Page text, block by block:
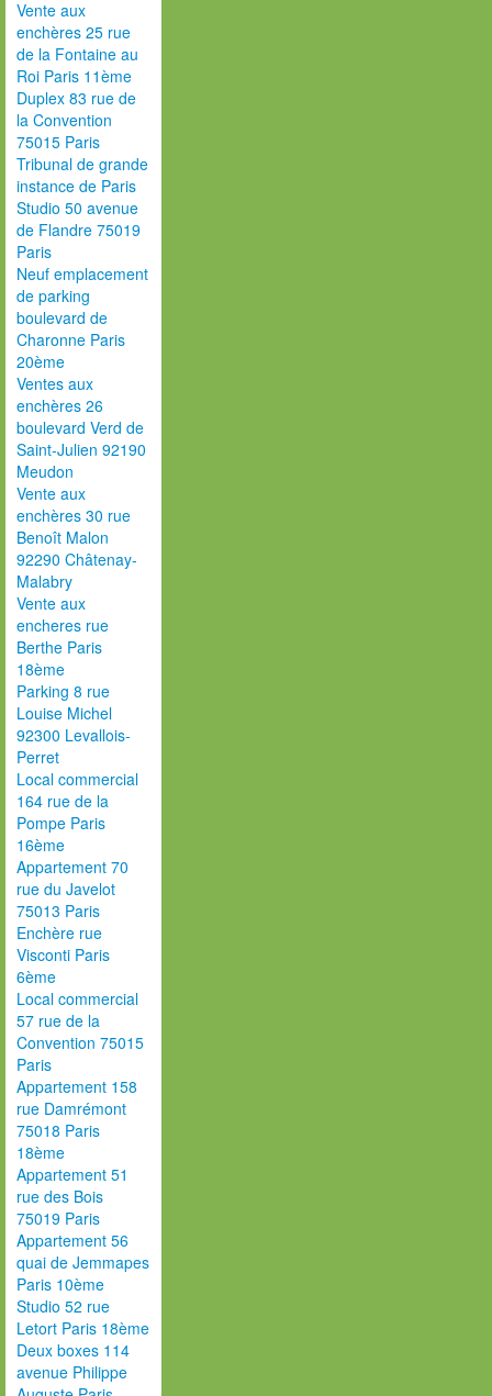
Vente aux
enchères 25 rue
de la Fontaine au
Roi Paris 11ème
Duplex 83 rue de
la Convention
75015 Paris
Tribunal de grande
instance de Paris
Studio 50 avenue
de Flandre 75019
Paris
Neuf emplacement
de parking
boulevard de
Charonne Paris
20ème
Ventes aux
enchères 26
boulevard Verd de
Saint-Julien 92190
Meudon
Vente aux
enchères 30 rue
Benoît Malon
92290 Châtenay-
Malabry
Vente aux
encheres rue
Berthe Paris
18ème
Parking 8 rue
Louise Michel
92300 Levallois-
Perret
Local commercial
164 rue de la
Pompe Paris
16ème
Appartement 70
rue du Javelot
75013 Paris
Enchère rue
Visconti Paris
6ème
Local commercial
57 rue de la
Convention 75015
Paris
Appartement 158
rue Damrémont
75018 Paris
18ème
Appartement 51
rue des Bois
75019 Paris
Appartement 56
quai de Jemmapes
Paris 10ème
Studio 52 rue
Letort Paris 18ème
Deux boxes 114
avenue Philippe